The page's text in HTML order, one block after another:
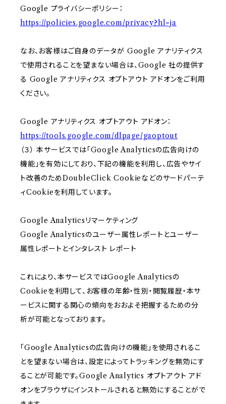
Google プライバシーポリシー：
https://policies.google.com/privacy?hl=ja
なお、お客様はご自身のデータが Google アナリティクス
で使用されることを望まない場合は、Google 社の提供す
る Google アナリティクス オプトアウト アドオンをご利用
ください。
Google アナリティクス オプトアウト アドオン：
https://tools.google.com/dlpage/gaoptout
（３） 本サービスでは「Google Analyticsの広告向けの
機能」を有効にしており、下記の機能を利用し、広告やサイ
ト改善のためDoubleClick Cookieなどのサードパーテ
ィCookieを利用しています。
Google Analyticsリマーケティング
Google Analyticsのユーザー属性レポートとユーザー
属性レポートとインタレスト レポート
これにより、本サービスではGoogle Analyticsの
Cookieを利用して、お客様の年齢・性別・閲覧履歴・本サ
ービスに関する関心の傾向をおおよそ把握するための分
析が可能となっております。
「Google Analyticsの広告向けの機能」を使用されるこ
とを望まない場合は、設定によってトラッキングを無効にす
ることが可能です。Google Analytics オプトアウト アド
オンをブラウザにインストールされると無効にすることがで